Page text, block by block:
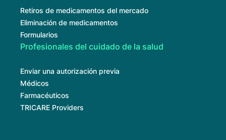
Retiros de medicamentos del mercado
Eliminación de medicamentos
Formularios
Profesionales del cuidado de la salud
Enviar una autorización previa
Médicos
Farmacéuticos
TRICARE Providers